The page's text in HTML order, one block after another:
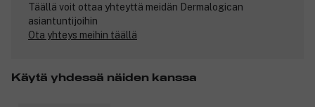
Tuotenumero:3014828
Täällä voit ottaa yhteyttä meidän Dermalogican
asiantuntijoihin
Ota yhteys meihin täällä
Käytä yhdessä näiden kanssa